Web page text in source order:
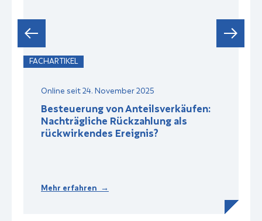
FACHARTIKEL
Online seit 24. November 2025
Besteuerung von Anteilsverkäufen:
Nachträgliche Rückzahlung als
rückwirkendes Ereignis?
Mehr erfahren →